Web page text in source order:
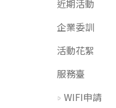
近期活動
企業委訓
活動花絮
服務臺
WIFI申請